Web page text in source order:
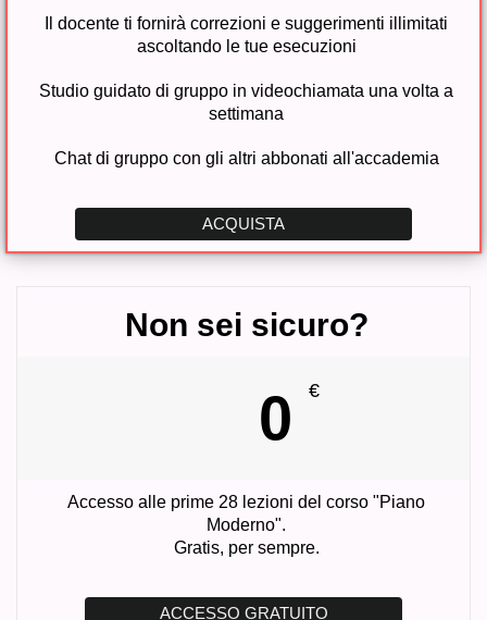
Il docente ti fornirà correzioni e suggerimenti illimitati
ascoltando le tue esecuzioni
Studio guidato di gruppo in videochiamata una volta a
settimana
Chat di gruppo con gli altri abbonati all'accademia
ACQUISTA
Non sei sicuro?
0 €
Accesso alle prime 28 lezioni del corso "Piano
Moderno".
Gratis, per sempre.
ACCESSO GRATUITO